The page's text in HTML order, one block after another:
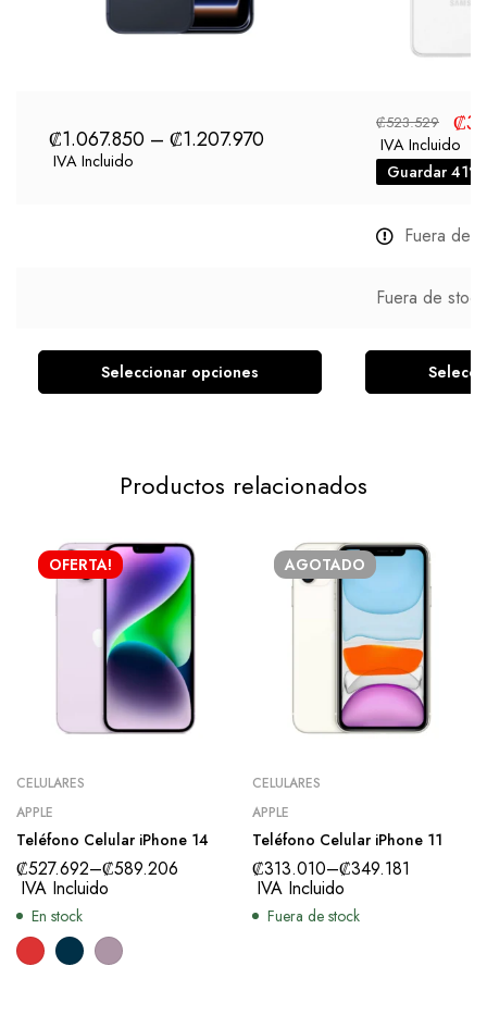
₡1.067.850 – ₡1.207.970
IVA Incluido
₡523.529 ₡
IVA Incluido
Guardar 41%
Fuera de
Fuera de stock
Seleccionar opciones
Productos relacionados
OFERTA!
CELULARES
APPLE
Teléfono Celular iPhone 14
₡527.692–₡589.206
IVA Incluido
En stock
AGOTADO
CELULARES
APPLE
Teléfono Celular iPhone 11
₡313.010–₡349.181
IVA Incluido
Fuera de stock